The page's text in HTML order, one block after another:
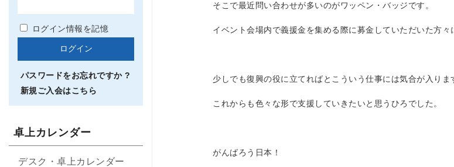
そこで最近問い合わせが多いのがワッペン・バッジです。
イベント会場内で義援金を集める際に募金していただいた方々
少しでも復興の役に立てればとこういう仕事には気合が入りま
これからも色々な形で支援していきたいと思うひろでした。
がんばろう日本！
ログイン情報を記憶
パスワードをお忘れですか ?
新規ご入会はこちら
卓上カレンダー
デスク・卓上カレンダー